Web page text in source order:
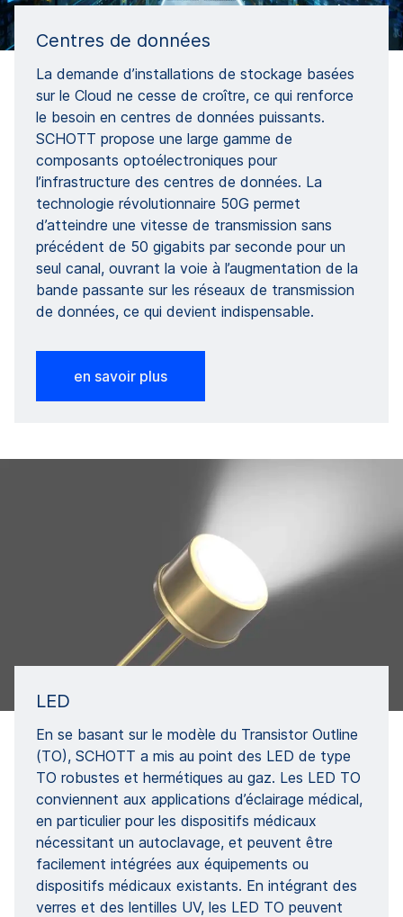
Centres de données
La demande d’installations de stockage basées
sur le Cloud ne cesse de croître, ce qui renforce
le besoin en centres de données puissants.
SCHOTT propose une large gamme de
composants optoélectroniques pour
l’infrastructure des centres de données. La
technologie révolutionnaire 50G permet
d’atteindre une vitesse de transmission sans
précédent de 50 gigabits par seconde pour un
seul canal, ouvrant la voie à l’augmentation de la
bande passante sur les réseaux de transmission
de données, ce qui devient indispensable.
en savoir plus
LED
En se basant sur le modèle du Transistor Outline
(TO), SCHOTT a mis au point des LED de type
TO robustes et hermétiques au gaz. Les LED TO
conviennent aux applications d’éclairage médical,
en particulier pour les dispositifs médicaux
nécessitant un autoclavage, et peuvent être
facilement intégrées aux équipements ou
dispositifs médicaux existants. En intégrant des
verres et des lentilles UV, les LED TO peuvent